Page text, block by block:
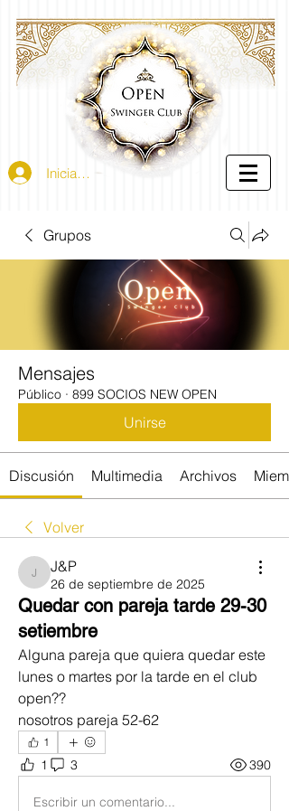
Iniciar sesión
Grupos
Mensajes
Público · 899 SOCIOS NEW OPEN
Unirse
Discusión Multimedia Archivos
Volver
J&P
J&P
26 de septiembre de 2025
Quedar con pareja tarde 29-30
setiembre
Alguna pareja que quiera quedar este
lunes o martes por la tarde en el club
open??
nosotros pareja 52-62
1
1 3 390
Escribir un comentario...